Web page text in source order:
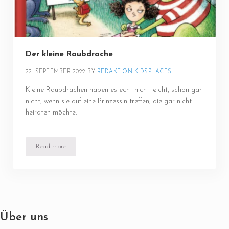
Der kleine Raubdrache
22. SEPTEMBER 2022 BY REDAKTION KIDSPLACES
Kleine Raubdrachen haben es echt nicht leicht, schon gar
nicht, wenn sie auf eine Prinzessin treffen, die gar nicht
heiraten möchte.
Read moreDer kleine Raubdrache
Über uns